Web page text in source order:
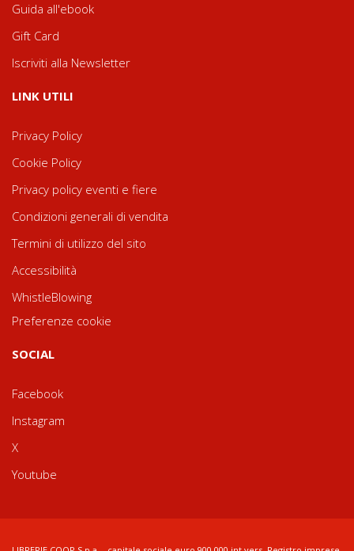
Guida all'ebook
Gift Card
Iscriviti alla Newsletter
LINK UTILI
Privacy Policy
Cookie Policy
Privacy policy eventi e fiere
Condizioni generali di vendita
Termini di utilizzo del sito
Accessibilità
WhistleBlowing
Preferenze cookie
SOCIAL
Facebook
Instagram
X
Youtube